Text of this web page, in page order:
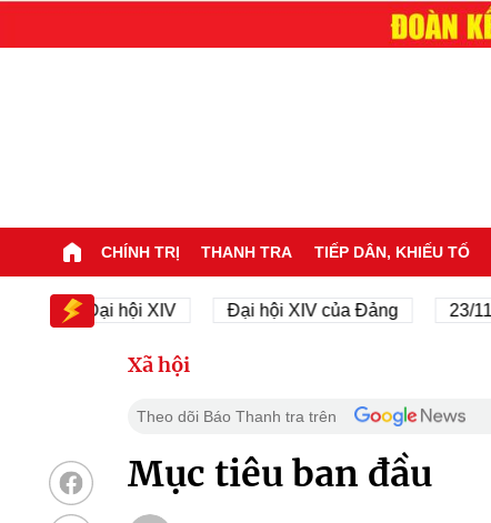
CHÍNH TRỊ THANH TRA TIẾP DÂN, KHIẾU TỐ
Đại hội XIV Đại hội XIV của Đảng 23/11/
Xã hội
Theo dõi Báo Thanh tra trên
Mục tiêu ban đầu